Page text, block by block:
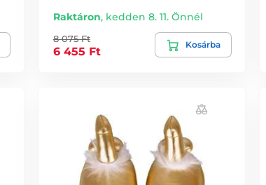
Raktáron, kedden 8. 11. Önnél
8 075 Ft
6 455 Ft
Kosárba